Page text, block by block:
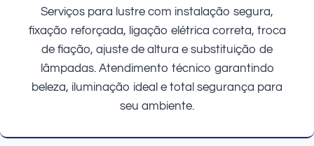
Serviços para lustre com instalação segura,
fixação reforçada, ligação elétrica correta, troca
de fiação, ajuste de altura e substituição de
lâmpadas. Atendimento técnico garantindo
beleza, iluminação ideal e total segurança para
seu ambiente.